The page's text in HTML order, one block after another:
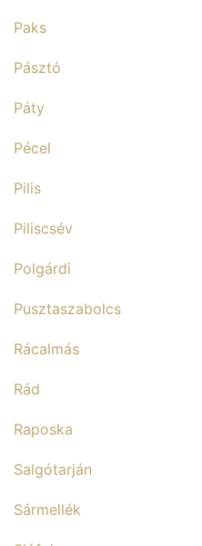
Paks
Pásztó
Páty
Pécel
Pilis
Piliscsév
Polgárdi
Pusztaszabolcs
Rácalmás
Rád
Raposka
Salgótarján
Sármellék